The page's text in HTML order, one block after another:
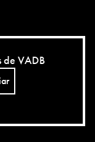
de VADB